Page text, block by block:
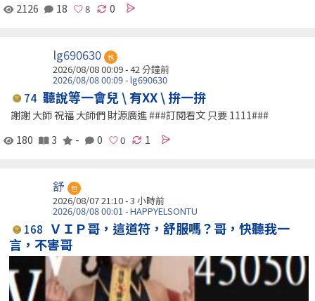
2126
18 0
lg690630 包
2026/08/08 00:09 -42 分鐘前
2026/08/08 00:09 - lg690630
74 聽說等一會兒 \ 有XX \ 拚一拚
謝謝 大師 祝福 大師們 財源廣進 ###訂閱看文 只要 1111###
180
3 - 0 1
舒 包
2026/08/07 21:10 -3 小時前
2026/08/08 00:01 - HAPPYELSONTU
168
ＶＩＰ哥，這道符，舒服嗎？哥，快聽我一
言，不害哥